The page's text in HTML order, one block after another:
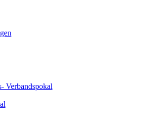
Verbandspokal